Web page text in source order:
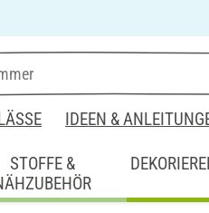
IDEEN &
STOFFE &